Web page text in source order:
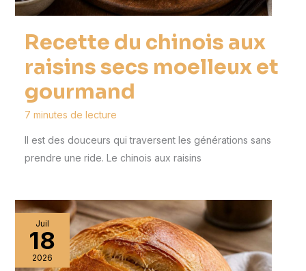
Recette du chinois aux
raisins secs moelleux et
gourmand
7 minutes de lecture
Il est des douceurs qui traversent les générations sans
prendre une ride. Le chinois aux raisins
Juil
18
2026